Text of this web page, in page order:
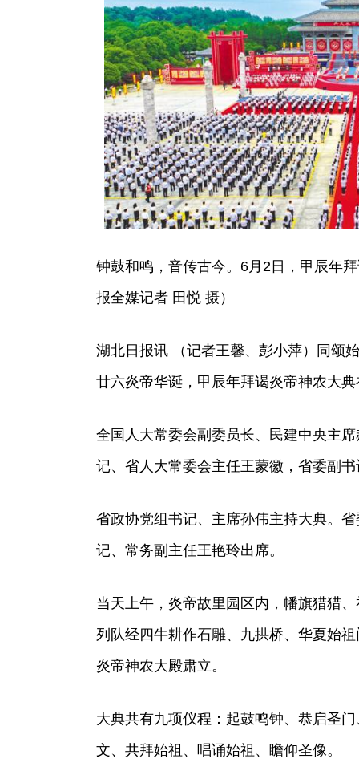
钟鼓和鸣，音传古今。6月2日，甲辰年
报全媒记者 田悦 摄）
湖北日报讯 （记者王馨、彭小萍）同颂
廿六炎帝华诞，甲辰年拜谒炎帝神农大
全国人大常委会副委员长、民建中央主
记、省人大常委会主任王蒙徽，省委副
省政协党组书记、主席孙伟主持大典。
记、常务副主任王艳玲出席。
当天上午，炎帝故里园区内，幡旗猎猎
列队经四牛耕作石雕、九拱桥、华夏始
炎帝神农大殿肃立。
大典共有九项仪程：起鼓鸣钟、恭启圣
文、共拜始祖、唱诵始祖、瞻仰圣像。